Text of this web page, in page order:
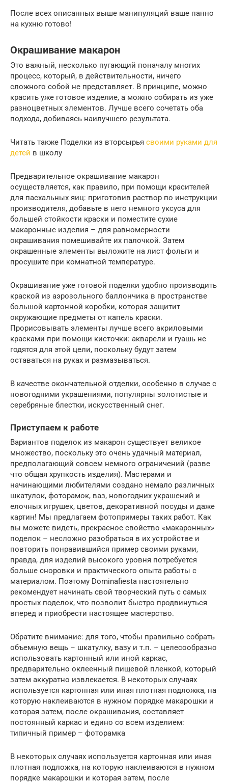
После всех описанных выше манипуляций ваше панно
на кухню готово!
Окрашивание макарон
Это важный, несколько пугающий поначалу многих
процесс, который, в действительности, ничего
сложного собой не представляет. В принципе, можно
красить уже готовое изделие, а можно собирать из уже
разноцветных элементов. Лучше всего сочетать оба
подхода, добиваясь наилучшего результата.
Читать также Поделки из вторсырья своими руками для
детей в школу
Предварительное окрашивание макарон
осуществляется, как правило, при помощи красителей
для пасхальных яиц: приготовив раствор по инструкции
производителя, добавьте в него немного уксуса для
большей стойкости краски и поместите сухие
макаронные изделия – для равномерности
окрашивания помешивайте их палочкой. Затем
окрашенные элементы выложите на лист фольги и
просушите при комнатной температуре.
Окрашивание уже готовой поделки удобно производить
краской из аэрозольного баллончика в пространстве
большой картонной коробки, которая защитит
окружающие предметы от капель краски.
Прорисовывать элементы лучше всего акриловыми
красками при помощи кисточки: акварели и гуашь не
годятся для этой цели, поскольку будут затем
оставаться на руках и размазываться.
В качестве окончательной отделки, особенно в случае с
новогодними украшениями, популярны золотистые и
серебряные блестки, искусственный снег.
Приступаем к работе
Вариантов поделок из макарон существует великое
множество, поскольку это очень удачный материал,
предполагающий совсем немного ограничений (разве
что общая хрупкость изделия). Мастерами и
начинающими любителями создано немало различных
шкатулок, фоторамок, ваз, новогодних украшений и
елочных игрушек, цветов, декоративной посуды и даже
картин! Мы предлагаем фотопримеры таких работ. Как
вы можете видеть, прекрасное свойство «макаронных»
поделок – несложно разобраться в их устройстве и
повторить понравившийся пример своими руками,
правда, для изделий высокого уровня потребуется
больше сноровки и практического опыта работы с
материалом. Поэтому Dominafiesta настоятельно
рекомендует начинать свой творческий путь с самых
простых поделок, что позволит быстро продвинуться
вперед и приобрести настоящее мастерство.
Обратите внимание: для того, чтобы правильно собрать
объемную вещь – шкатулку, вазу и т.п. – целесообразно
использовать картонный или иной каркас,
предварительно оклеенный пищевой пленкой, который
затем аккуратно извлекается. В некоторых случаях
используется картонная или иная плотная подложка, на
которую наклеиваются в нужном порядке макарошки и
которая затем, после окрашивания, составляет
постоянный каркас и едино со всем изделием:
типичный пример – фоторамка
В некоторых случаях используется картонная или иная
плотная подложка, на которую наклеиваются в нужном
порядке макарошки и которая затем, после